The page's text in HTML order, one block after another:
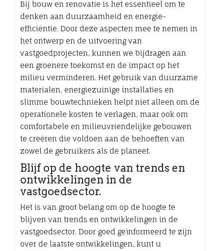
Bij bouw en renovatie is het essentieel om te
denken aan duurzaamheid en energie-
efficiëntie. Door deze aspecten mee te nemen in
het ontwerp en de uitvoering van
vastgoedprojecten, kunnen we bijdragen aan
een groenere toekomst en de impact op het
milieu verminderen. Het gebruik van duurzame
materialen, energiezuinige installaties en
slimme bouwtechnieken helpt niet alleen om de
operationele kosten te verlagen, maar ook om
comfortabele en milieuvriendelijke gebouwen
te creëren die voldoen aan de behoeften van
zowel de gebruikers als de planeet.
Blijf op de hoogte van trends en
ontwikkelingen in de
vastgoedsector.
Het is van groot belang om op de hoogte te
blijven van trends en ontwikkelingen in de
vastgoedsector. Door goed geïnformeerd te zijn
over de laatste ontwikkelingen, kunt u